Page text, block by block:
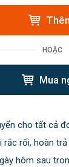
HOẶC
Mua
cho tất cả
rắc rối, hoàn
hôm sau